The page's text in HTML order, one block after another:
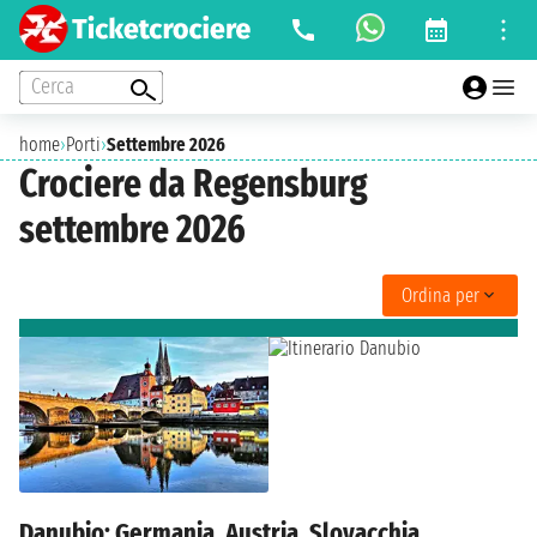
Cerca
home›Porti›Settembre 2026
Crociere da Regensburg
settembre 2026
Ordina per